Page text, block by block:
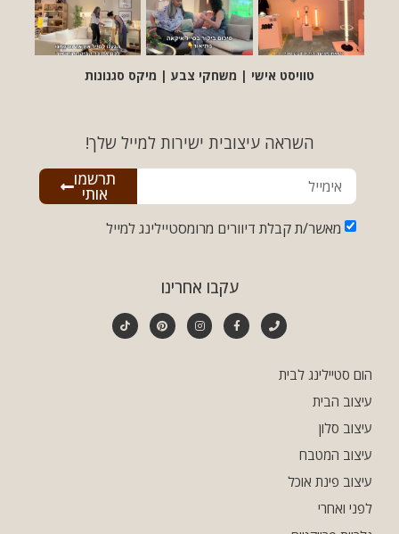
הום סטיילינג לבית
עיצוב הבית
עיצוב סלון
עיצוב המטבח
עיצוב פינת אוכל
לפני ואחרי
השראה עיצובית ישירות למייל שלך!
מאשר/ת קבלת דיוורים מרומסטיילינג למייל
תרשמו
אותי
עקבו אחרינו
טוויסט אישי | משחקי צבע | מיקס סגנונות